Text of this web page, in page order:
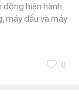
hiện hành.
máy dầu và máy
0